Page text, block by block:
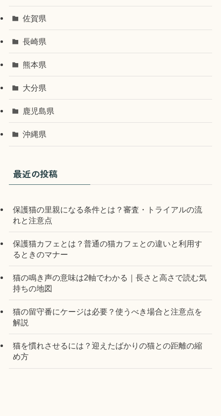
佐賀県
長崎県
熊本県
大分県
鹿児島県
沖縄県
最近の投稿
保護猫の里親になる条件とは？審査・トライアルの流
れと注意点
保護猫カフェとは？普通の猫カフェとの違いと利用す
るときのマナー
猫の鳴き声の意味は2軸でわかる｜長さと高さで読む気
持ちの地図
猫の留守番にケージは必要？使うべき場合と注意点を
解説
猫を慣れさせるには？迎えたばかりの猫との距離の縮
め方